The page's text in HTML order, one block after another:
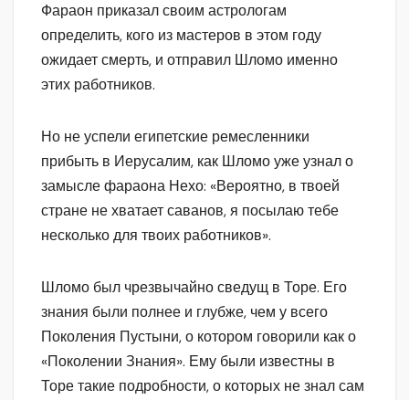
Фараон приказал своим астрологам
определить, кого из мастеров в этом году
ожидает смерть, и отправил Шломо именно
этих работников.
Но не успели египетские ремесленники
прибыть в Иерусалим, как Шломо уже узнал о
замысле фараона Нехо: «Вероятно, в твоей
стране не хватает саванов, я посылаю тебе
несколько для твоих работников».
Шломо был чрезвычайно сведущ в Торе. Его
знания были полнее и глубже, чем у всего
Поколения Пустыни, о котором говорили как о
«Поколении Знания». Ему были известны в
Торе такие подробности, о которых не знал сам